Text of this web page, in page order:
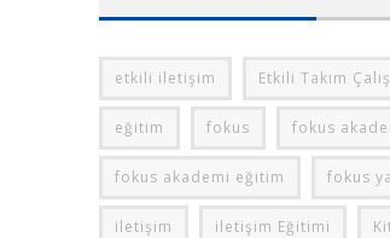
etkili iletişim Etkili Takım
eğitim fokus fokus
fokus akademi eğitim fokus
iletişim iletişim Eğitimi